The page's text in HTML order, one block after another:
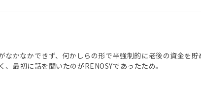
なかなかできず、何かしらの形で半強制的に老後の資金を貯
最初に話を聞いたのがRENOSYであったため。